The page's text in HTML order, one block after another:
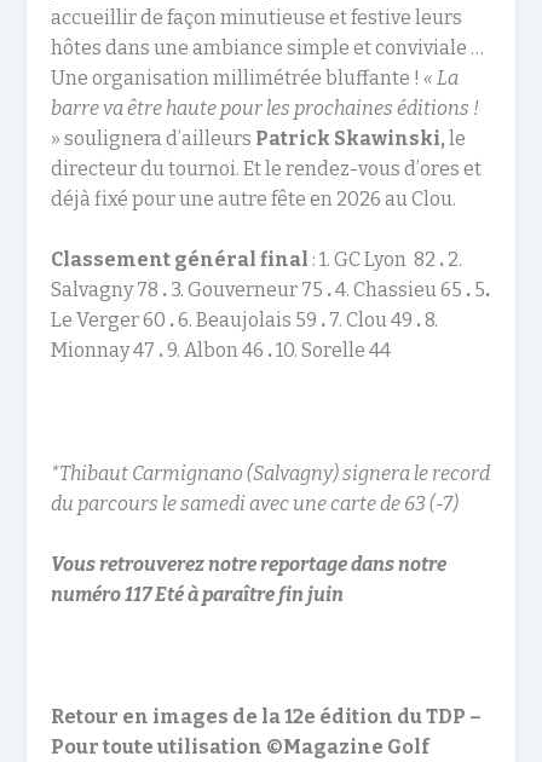
accueillir de façon minutieuse et festive leurs
hôtes dans une ambiance simple et conviviale …
Une organisation millimétrée bluffante ! « La
barre va être haute pour les prochaines éditions !
» soulignera d’ailleurs Patrick Skawinski,le
directeur du tournoi. Et le rendez-vous d’ores et
déjà fixé pour une autre fête en 2026 au Clou.
Classement général final : 1. GC Lyon 82 . 2.
Salvagny 78 . 3. Gouverneur 75 .4. Chassieu 65 . 5.
Le Verger 60 .6. Beaujolais 59 . 7. Clou 49 .8.
Mionnay 47 .9. Albon 46 .10. Sorelle 44
*Thibaut Carmignano (Salvagny) signera le record
du parcours le samedi avec une carte de 63 (-7)
Vous retrouverez notre reportage dans notre
numéro 117 Eté à paraître fin juin
Retour en images de la 12e édition du TDP –
Pour toute utilisation ©Magazine Golf